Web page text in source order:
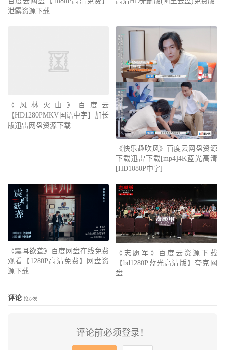
泄露资源下载
《风林火山》百度云
【HD1280PMKV国语中字】加长
版迅雷网盘资源下载
《快乐趣吹风》百度云网盘资源
下载迅雷下载[mp4]4K蓝光高清
[HD1080P中字]
《震耳欲聋》百度网盘在线免费
观看【1280P高清免费】网盘资
源下载
《志愿军》百度云资源下载
【bd1280P蓝光高清版】夸克网
盘
评论 抢沙发
评论前必须登录！